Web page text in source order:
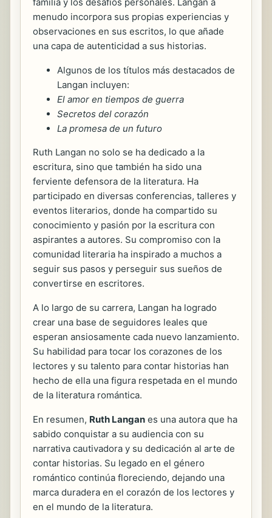
menudo incorpora sus propias experiencias y
observaciones en sus escritos, lo que añade
una capa de autenticidad a sus historias.
Algunos de los títulos más destacados de
Langan incluyen:
El amor en tiempos de guerra
Secretos del corazón
La promesa de un futuro
Ruth Langan no solo se ha dedicado a la
escritura, sino que también ha sido una
ferviente defensora de la literatura. Ha
participado en diversas conferencias, talleres y
eventos literarios, donde ha compartido su
conocimiento y pasión por la escritura con
aspirantes a autores. Su compromiso con la
comunidad literaria ha inspirado a muchos a
seguir sus pasos y perseguir sus sueños de
convertirse en escritores.
A lo largo de su carrera, Langan ha logrado
crear una base de seguidores leales que
esperan ansiosamente cada nuevo lanzamiento.
Su habilidad para tocar los corazones de los
lectores y su talento para contar historias han
hecho de ella una figura respetada en el mundo
de la literatura romántica.
En resumen, Ruth Langan es una autora que ha
sabido conquistar a su audiencia con su
narrativa cautivadora y su dedicación al arte de
contar historias. Su legado en el género
romántico continúa floreciendo, dejando una
marca duradera en el corazón de los lectores y
en el mundo de la literatura.